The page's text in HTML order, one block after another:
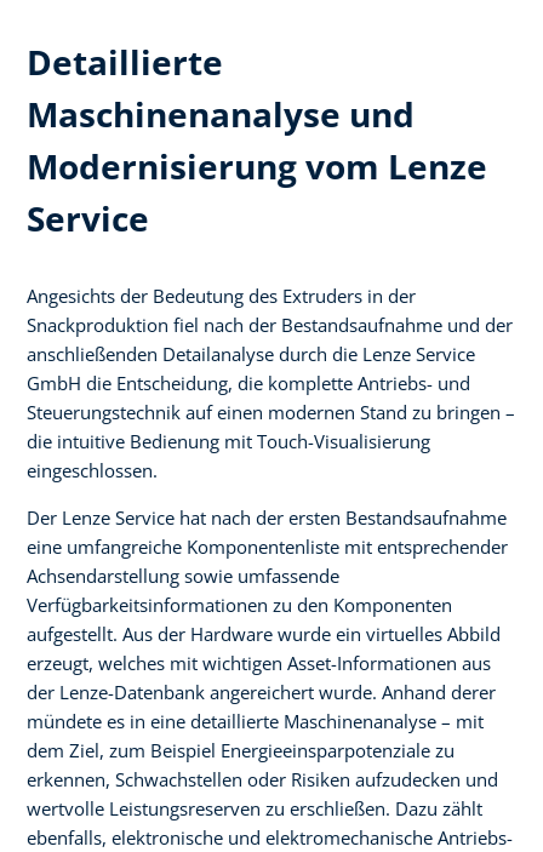
Detaillierte
Maschinenanalyse und
Modernisierung vom Lenze
Service
Angesichts der Bedeutung des Extruders in der
Snackproduktion fiel nach der Bestandsaufnahme und der
anschließenden Detailanalyse durch die Lenze Service
GmbH die Entscheidung, die komplette Antriebs- und
Steuerungstechnik auf einen modernen Stand zu bringen –
die intuitive Bedienung mit Touch-Visualisierung
eingeschlossen.
Der Lenze Service hat nach der ersten Bestandsaufnahme
eine umfangreiche Komponentenliste mit entsprechender
Achsendarstellung sowie umfassende
Verfügbarkeitsinformationen zu den Komponenten
aufgestellt. Aus der Hardware wurde ein virtuelles Abbild
erzeugt, welches mit wichtigen Asset-Informationen aus
der Lenze-Datenbank angereichert wurde. Anhand derer
mündete es in eine detaillierte Maschinenanalyse – mit
dem Ziel, zum Beispiel Energieeinsparpotenziale zu
erkennen, Schwachstellen oder Risiken aufzudecken und
wertvolle Leistungsreserven zu erschließen. Dazu zählt
ebenfalls, elektronische und elektromechanische Antriebs-